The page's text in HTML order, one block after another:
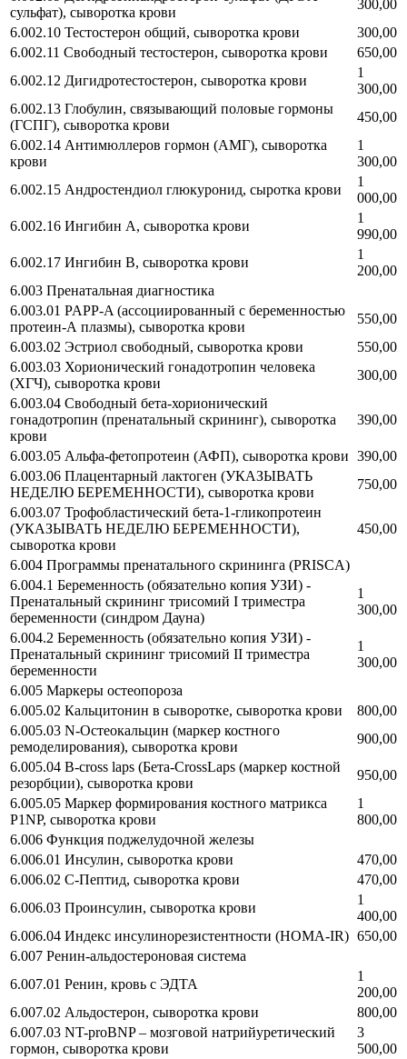
сульфат), сыворотка крови
300,00
6.002.10 Тестостерон общий, сыворотка крови
300,00
6.002.11 Свободный тестостерон, сыворотка крови
650,00
6.002.12 Дигидротестостерон, сыворотка крови
1
300,00
6.002.13 Глобулин, связывающий половые гормоны
(ГСПГ), сыворотка крови
450,00
6.002.14 Антимюллеров гормон (АМГ), сыворотка
крови
1
300,00
6.002.15 Андростендиол глюкуронид, сыротка крови
1
000,00
6.002.16 Ингибин А, сыворотка крови
1
990,00
6.002.17 Ингибин В, сыворотка крови
1
200,00
6.003 Пренатальная диагностика
6.003.01 PAPP-A (ассоциированный с беременностью
протеин-А плазмы), сыворотка крови
550,00
6.003.02 Эстриол свободный, сыворотка крови
550,00
6.003.03 Хорионический гонадотропин человека
(ХГЧ), сыворотка крови
300,00
6.003.04 Свободный бета-хорионический
гонадотропин (пренатальный скрининг), сыворотка
крови
390,00
6.003.05 Альфа-фетопротеин (АФП), сыворотка крови 390,00
6.003.06 Плацентарный лактоген (УКАЗЫВАТЬ
НЕДЕЛЮ БЕРЕМЕННОСТИ), сыворотка крови
750,00
6.003.07 Трофобластический бета-1-гликопротеин
(УКАЗЫВАТЬ НЕДЕЛЮ БЕРЕМЕННОСТИ),
сыворотка крови
450,00
6.004 Программы пренатального скрининга (PRISCA)
6.004.1 Беременность (обязательно копия УЗИ) -
Пренатальный скрининг трисомий I триместра
беременности (синдром Дауна)
1
300,00
6.004.2 Беременность (обязательно копия УЗИ) -
Пренатальный скрининг трисомий II триместра
беременности
1
300,00
6.005 Маркеры остеопороза
6.005.02 Кальцитонин в сыворотке, сыворотка крови
800,00
6.005.03 N-Остеокальцин (маркер костного
ремоделирования), сыворотка крови
900,00
6.005.04 B-cross laps (Бета-CrossLaps (маркер костной
резорбции), сыворотка крови
950,00
6.005.05 Маркер формирования костного матрикса
P1NP, сыворотка крови
1
800,00
6.006 Функция поджелудочной железы
6.006.01 Инсулин, сыворотка крови
470,00
6.006.02 С-Пептид, сыворотка крови
470,00
6.006.03 Проинсулин, сыворотка крови
1
400,00
6.006.04 Индекс инсулинорезистентности (HOMA-IR) 650,00
6.007 Ренин-альдостероновая система
6.007.01 Ренин, кровь с ЭДТА
1
200,00
6.007.02 Альдостерон, сыворотка крови
800,00
6.007.03 NT-proBNP – мозговой натрийуретический
гормон, сыворотка крови
3
500,00